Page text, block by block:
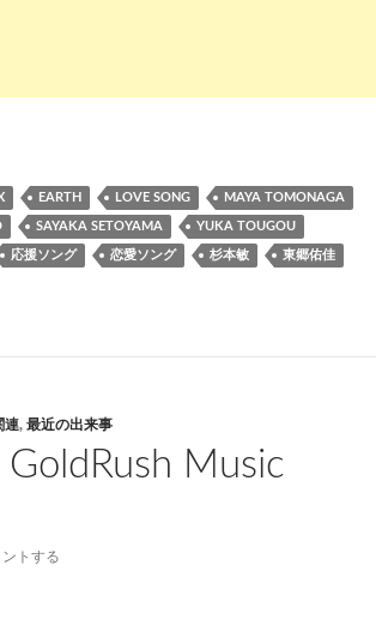
EARTH LOVE SONG MAYA TOMONAGA
SAYAKA SETOYAMA YUKA TOUGOU
応援ソング 恋愛ソング 杉本敏 東郷佑佳
連, 最近の出来事
GoldRush Music
ントする